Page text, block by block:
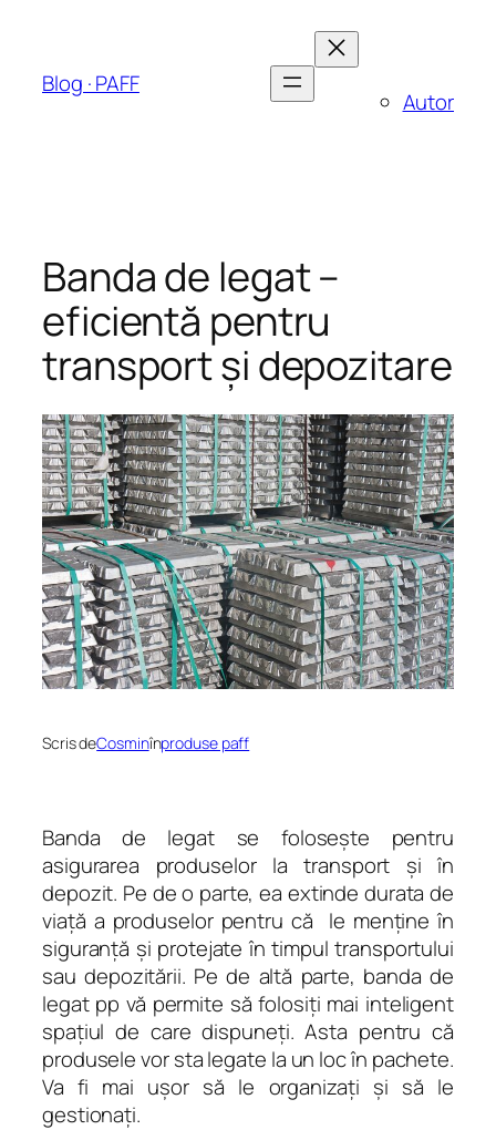
conținut
Blog · PAFF
Autor
Banda de legat –
eficientă pentru
transport şi depozitare
Scris deCosminînproduse paff
Banda de legat se foloseşte pentru
asigurarea produselor la transport şi în
depozit. Pe de o parte, ea extinde durata de
viaţă a produselor pentru că le menţine în
siguranţă şi protejate în timpul transportului
sau depozitării. Pe de altă parte, banda de
legat pp vă permite să folosiţi mai inteligent
spaţiul de care dispuneţi. Asta pentru că
produsele vor sta legate la un loc în pachete.
Va fi mai uşor să le organizaţi şi să le
gestionaţi.